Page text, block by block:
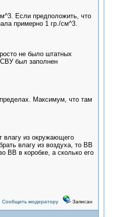
Если предположить, что
примерно 1 гр./см^3.
не было штатных
был заполнен
Максимум, что там
влагу из окружающего
влагу из воздуха, то ВВ
ВВ в коробке, а сколько его
Сообщить модератору Записан